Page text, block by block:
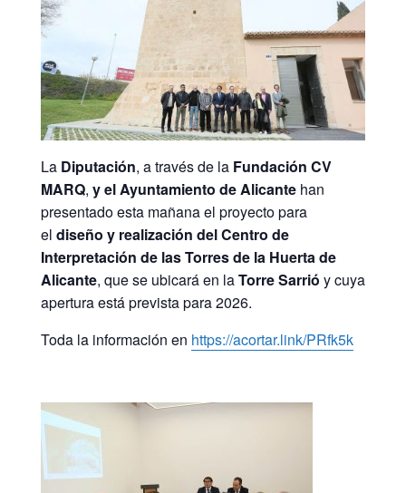
La Diputación, a través de la Fundación CV
MARQ, y el Ayuntamiento de Alicantehan
presentado esta mañana el proyecto para
el diseño y realización del Centro de
Interpretación de las Torres de la Huerta de
Alicante, que se ubicará en laTorre Sarrió y cuya
apertura está prevista para 2026.
Toda la información en https://acortar.link/PRfk5k